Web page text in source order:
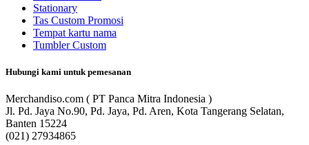
Stationary
Tas Custom Promosi
Tempat kartu nama
Tumbler Custom
Hubungi kami untuk pemesanan
Merchandiso.com ( PT Panca Mitra Indonesia )
Jl. Pd. Jaya No.90, Pd. Jaya, Pd. Aren, Kota Tangerang Selatan,
Banten 15224
(021) 27934865